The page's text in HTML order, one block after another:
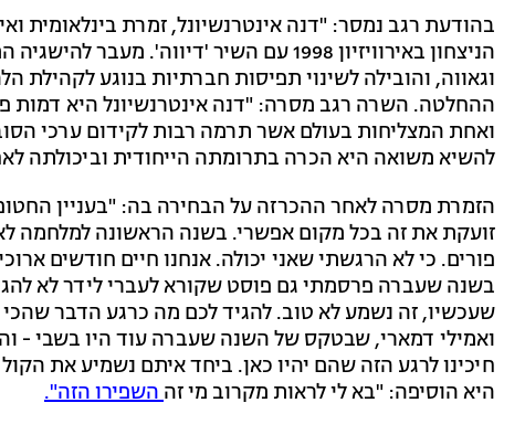
בהודעת רגב נמסר: "דנה אינטרנשיונל, זמרת בינלאומית
הניצחון באירוויזיון 1998 עם השיר
וגאווה, והובילה לשינוי תפיסות חברתיות בנוגע לקהילת
ההחלטה. השרה רגב מסרה: "דנה אינטרנשיונל היא דמות
ואחת המצליחות בעולם אשר תרמה רבות לקידום ערכי
להשיא משואה היא הכרה בתרומתה הייחודית וביכולתה
הזמרת מסרה לאחר ההכרזה על הבחירה בה: "בעניין
זועקת את זה בכל מקום אפשרי. בשנה הראשונה למלחמה
פורים. כי לא הרגשתי שאני יכולה. אנחנו חיים חודשים
בשנה שעברה פרסמתי גם פוסט שקורא לעברי לידר לא
שעכשיו, זה נשמע לא טוב. להגיד לכם מה כרגע הדבר
ואמילי דמארי, שבטקס של השנה שעברה עוד היו בשבי -
חיכינו לרגע הזה שהם יהיו כאן. ביחד איתם נשמיע את
היא הוסיפה: "בא לי לראות מקרוב מי זההשפירו הזה".